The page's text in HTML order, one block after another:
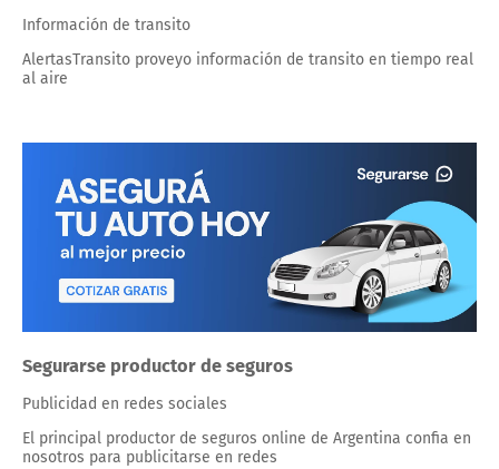
Información de transito
AlertasTransito proveyo información de transito en tiempo real
al aire
Segurarse productor de seguros
Publicidad en redes sociales
El principal productor de seguros online de Argentina confia en
nosotros para publicitarse en redes